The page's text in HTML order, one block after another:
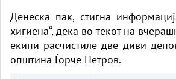
Денеска пак, стигна
хигиена“, дека во текот на
екипи расчистиле две диви
општина Ѓорче Петров.